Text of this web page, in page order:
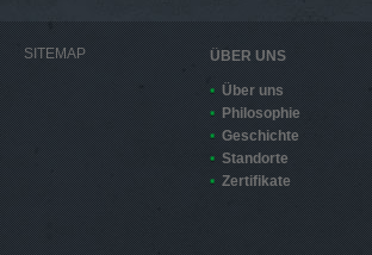
SITEMAP ÜBER UNS
Über uns
Philosophie
Geschichte
Standorte
Zertifikate